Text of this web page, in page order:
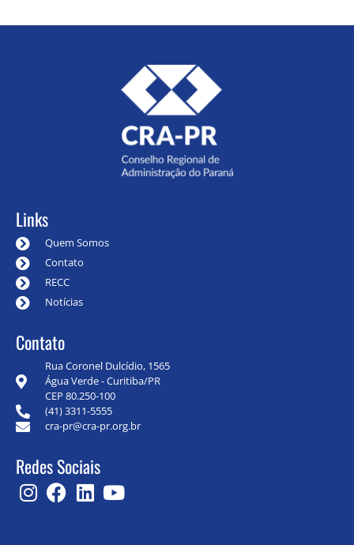
Links
Quem Somos
Contato
RECC
Notícias
Contato
Rua Coronel Dulcídio, 1565
Água Verde - Curitiba/PR
CEP 80.250-100
(41) 3311-5555
cra-pr@cra-pr.org.br
Redes Sociais